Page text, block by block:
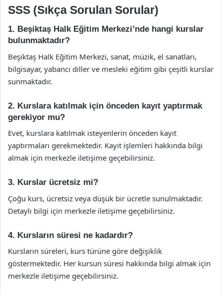
SSS (Sıkça Sorulan Sorular)
1. Beşiktaş Halk Eğitim Merkezi’nde hangi kurslar
bulunmaktadır?
Beşiktaş Halk Eğitim Merkezi, sanat, müzik, el sanatları,
bilgisayar, yabancı diller ve mesleki eğitim gibi çeşitli kurslar
sunmaktadır.
2. Kurslara katılmak için önceden kayıt yaptırmak
gerekiyor mu?
Evet, kurslara katılmak isteyenlerin önceden kayıt
yaptırmaları gerekmektedir. Kayıt işlemleri hakkında bilgi
almak için merkezle iletişime geçebilirsiniz.
3. Kurslar ücretsiz mi?
Çoğu kurs, ücretsiz veya düşük bir ücretle sunulmaktadır.
Detaylı bilgi için merkezle iletişime geçebilirsiniz.
4. Kursların süresi ne kadardır?
Kursların süreleri, kurs türüne göre değişiklik
göstermektedir. Her kursun süresi hakkında bilgi almak için
merkezle iletişime geçebilirsiniz.